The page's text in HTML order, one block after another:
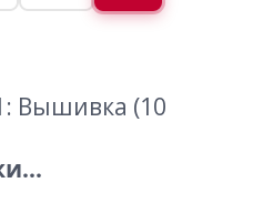
Вышивка (10